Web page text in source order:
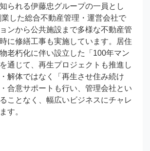
られる伊藤忠グループの一員とし
した総合不動産管理・運営会社で
ンから公共施設まで多様な不動産管
に修繕工事も実施しています。居住
老朽化に伴い設立した「100年マン
通じて、再生プロジェクトも推進し
解体ではなく「再生させ住み続け
合意サポートも行い、管理会社とい
ことなく、幅広いビジネスにチャレ
す。